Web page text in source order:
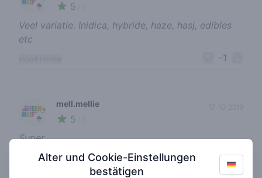
🥦 5
Veel variatie. Inidica, hybride, haze, hasj, edibles
etc
-1
🥦
mell.mellie
5
Super
report review -1
Alter und Cookie-Einstellungen
bestätigen